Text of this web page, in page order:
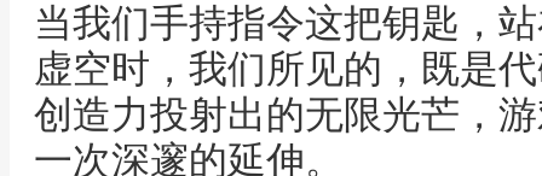
当我们手持指令这把钥匙，
虚空时，我们所见的，既是
创造力投射出的无限光芒，
一次深邃的延伸。